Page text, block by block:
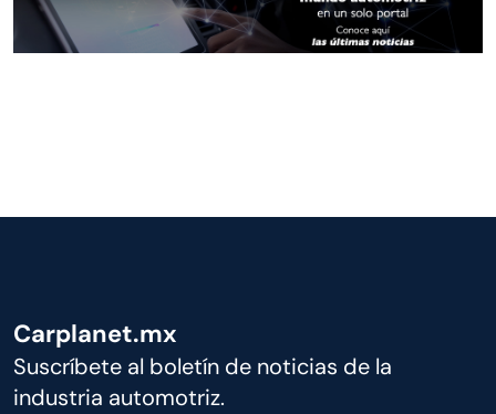
Carplanet.mx
Suscríbete al boletín de noticias de la
industria automotriz.